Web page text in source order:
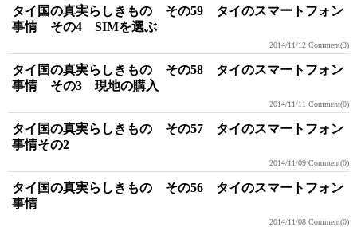
タイ国の真実らしきもの その59 タイのスマートフォン
事情 その4 SIMを選ぶ
2014/11/12 Comment(3)
タイ国の真実らしきもの その58 タイのスマートフォン
事情 その3 現地の購入
2014/11/11 Comment(0)
タイ国の真実らしきもの その57 タイのスマートフォン
事情その2
2014/11/09 Comment(0)
タイ国の真実らしきもの その56 タイのスマートフォン
事情
2014/11/08 Comment(0)